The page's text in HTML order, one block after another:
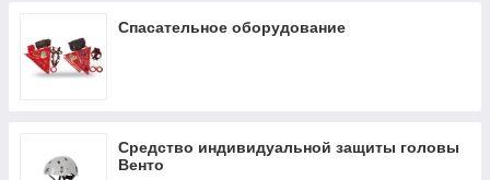
Спасательное оборудование
Средство индивидуальной защиты головы
Венто